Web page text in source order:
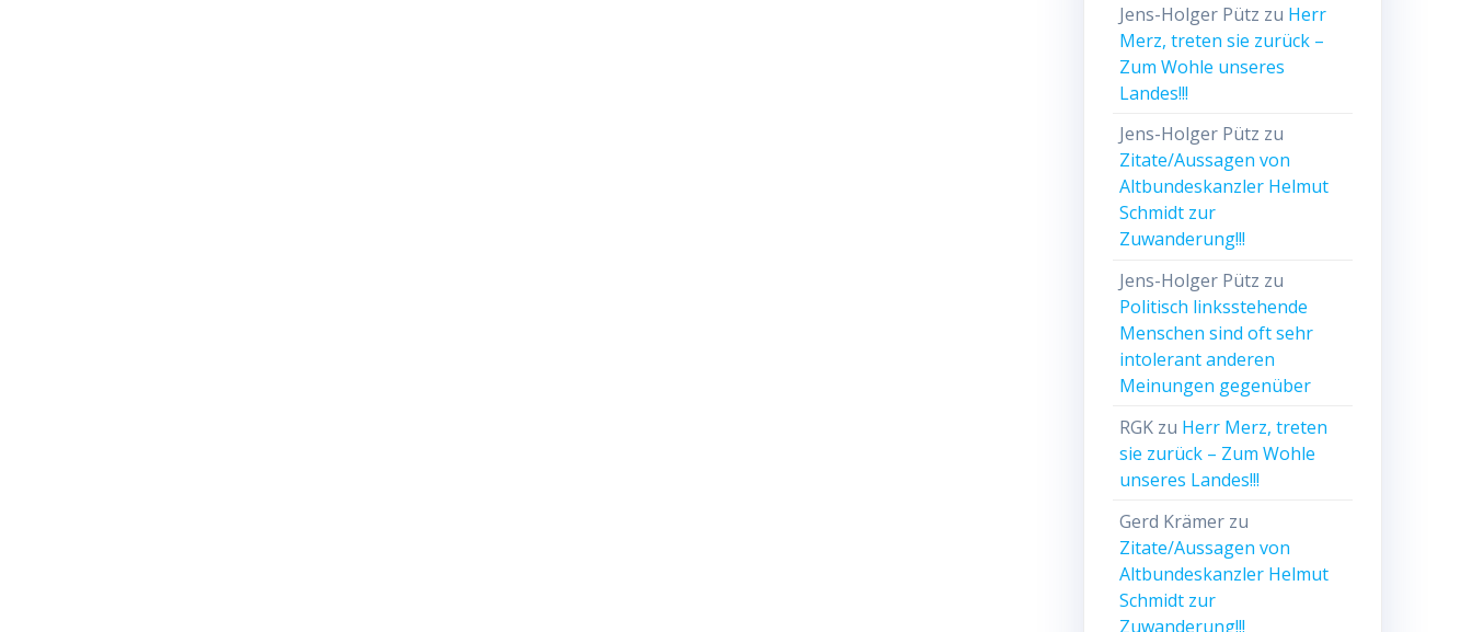
Jens-Holger Pütz zu Herr
Merz, treten sie zurück –
Zum Wohle unseres
Landes!!!
Jens-Holger Pütz zu
Zitate/Aussagen von
Altbundeskanzler Helmut
Schmidt zur
Zuwanderung!!!
Jens-Holger Pütz zu
Politisch linksstehende
Menschen sind oft sehr
intolerant anderen
Meinungen gegenüber
RGK zu Herr Merz, treten
sie zurück – Zum Wohle
unseres Landes!!!
Gerd Krämer zu
Zitate/Aussagen von
Altbundeskanzler Helmut
Schmidt zur
Zuwanderung!!!